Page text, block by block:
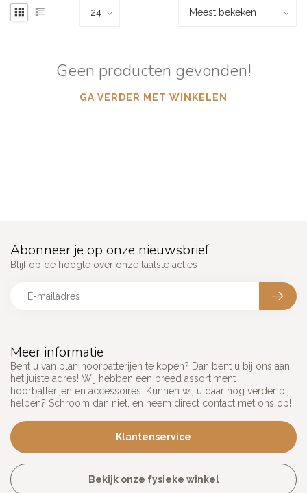
Geen producten gevonden!
GA VERDER MET WINKELEN
Meer informatie
Bent u van plan hoorbatterijen te kopen? Dan bent u bij ons aan
het juiste adres! Wij hebben een breed assortiment
hoorbatterijen en accessoires. Kunnen wij u daar nog verder bij
helpen? Schroom dan niet, en neem direct contact met ons op!
Klantenservice
Bekijk onze fysieke winkel
Abonneer je op onze nieuwsbrief
Blijf op de hoogte over onze laatste acties